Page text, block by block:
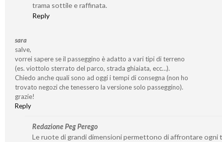
trama sottile e raffinata.
Reply
sara
salve,
vorrei sapere se il passeggino è adatto a vari tipi di terreno
(es. viottolo sterrato del parco, strada ghiaiata, ecc…).
Chiedo anche quali sono ad oggi i tempi di consegna (non ho
trovato negozi che tenessero la versione solo passeggino).
grazie!
Reply
Redazione Peg Perego
Le ruote di grandi dimensioni permettono di affrontare ogni